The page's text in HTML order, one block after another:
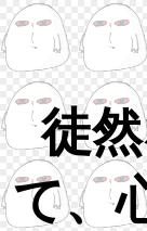
徒
て、